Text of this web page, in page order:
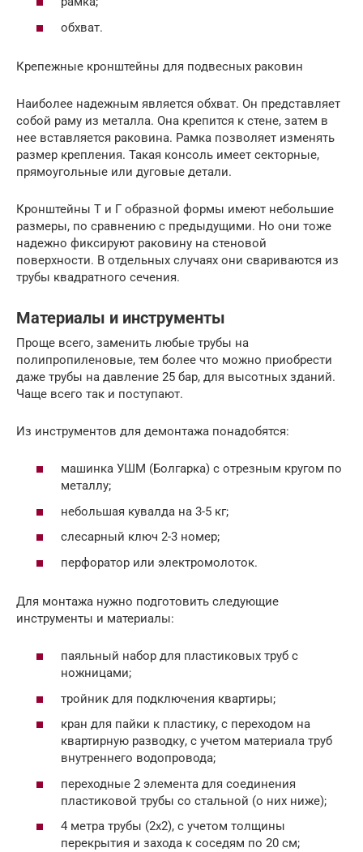
обхват.
Крепежные кронштейны для подвесных раковин
Наиболее надежным является обхват. Он представляет
собой раму из металла. Она крепится к стене, затем в
нее вставляется раковина. Рамка позволяет изменять
размер крепления. Такая консоль имеет секторные,
прямоугольные или дуговые детали.
Кронштейны Т и Г образной формы имеют небольшие
размеры, по сравнению с предыдущими. Но они тоже
надежно фиксируют раковину на стеновой
поверхности. В отдельных случаях они свариваются из
трубы квадратного сечения.
Материалы и инструменты
Проще всего, заменить любые трубы на
полипропиленовые, тем более что можно приобрести
даже трубы на давление 25 бар, для высотных зданий.
Чаще всего так и поступают.
Из инструментов для демонтажа понадобятся:
машинка УШМ (Болгарка) с отрезным кругом по
металлу;
небольшая кувалда на 3-5 кг;
слесарный ключ 2-3 номер;
перфоратор или электромолоток.
Для монтажа нужно подготовить следующие
инструменты и материалы:
паяльный набор для пластиковых труб с
ножницами;
тройник для подключения квартиры;
кран для пайки к пластику, с переходом на
квартирную разводку, с учетом материала труб
внутреннего водопровода;
переходные 2 элемента для соединения
пластиковой трубы со стальной (о них ниже);
4 метра трубы (2х2), с учетом толщины
перекрытия и захода к соседям по 20 см;